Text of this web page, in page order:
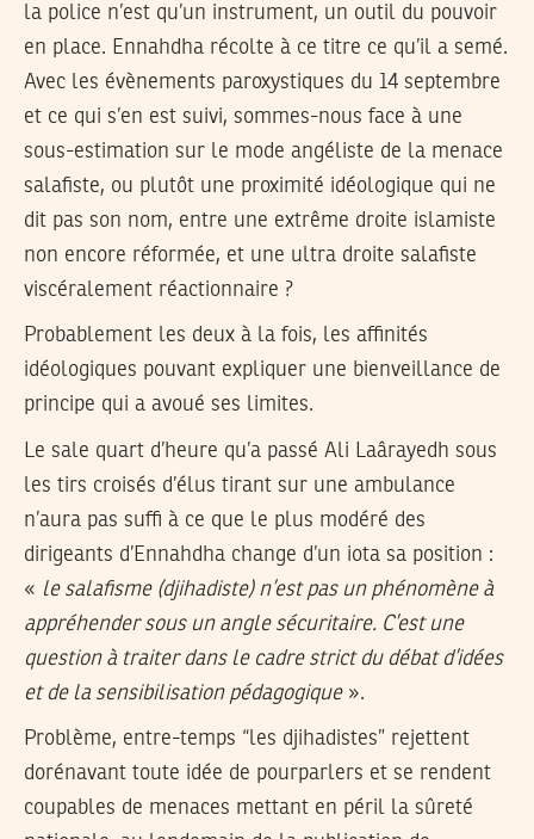
la police n’est qu’un instrument, un outil du pouvoir
en place. Ennahdha récolte à ce titre ce qu’il a semé.
Avec les évènements paroxystiques du 14 septembre
et ce qui s’en est suivi, sommes-nous face à une
sous-estimation sur le mode angéliste de la menace
salafiste, ou plutôt une proximité idéologique qui ne
dit pas son nom, entre une extrême droite islamiste
non encore réformée, et une ultra droite salafiste
viscéralement réactionnaire ?
Probablement les deux à la fois, les affinités
idéologiques pouvant expliquer une bienveillance de
principe qui a avoué ses limites.
Le sale quart d’heure qu’a passé Ali Laârayedh sous
les tirs croisés d’élus tirant sur une ambulance
n’aura pas suffi à ce que le plus modéré des
dirigeants d’Ennahdha change d’un iota sa position :
« le salafisme (djihadiste) n’est pas un phénomène à
appréhender sous un angle sécuritaire. C’est une
question à traiter dans le cadre strict du débat d’idées
et de la sensibilisation pédagogique».
Problème, entre-temps “les djihadistes” rejettent
dorénavant toute idée de pourparlers et se rendent
coupables de menaces mettant en péril la sûreté